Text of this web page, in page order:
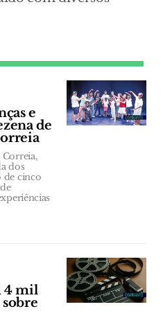
e
de
Correia,
dos
de cinco
4 mil